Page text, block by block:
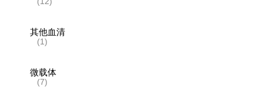
其他血清
(1)
微载体
(7)